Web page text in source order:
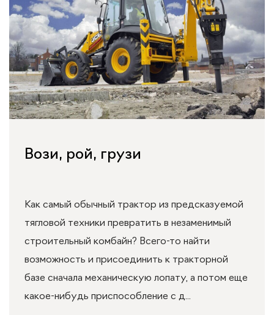
Вози, рой, грузи
Как самый обычный трактор из предсказуемой
тягловой техники превратить в незаменимый
строительный комбайн? Всего-то найти
возможность и присоединить к тракторной
базе сначала механическую лопату, а потом еще
какое-нибудь приспособление с д...